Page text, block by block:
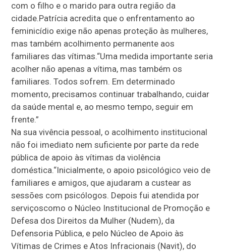
com o filho e o marido para outra região da
cidade.Patrícia acredita que o enfrentamento ao
feminicídio exige não apenas proteção às mulheres,
mas também acolhimento permanente aos
familiares das vítimas.“Uma medida importante seria
acolher não apenas a vítima, mas também os
familiares. Todos sofrem. Em determinado
momento, precisamos continuar trabalhando, cuidar
da saúde mental e, ao mesmo tempo, seguir em
frente.”
Na sua vivência pessoal, o acolhimento institucional
não foi imediato nem suficiente por parte da rede
pública de apoio às vítimas da violência
doméstica.“Inicialmente, o apoio psicológico veio de
familiares e amigos, que ajudaram a custear as
sessões com psicólogos. Depois fui atendida por
serviçoscomo o Núcleo Institucional de Promoção e
Defesa dos Direitos da Mulher (Nudem), da
Defensoria Pública, e pelo Núcleo de Apoio às
Vítimas de Crimes e Atos Infracionais (Navit), do